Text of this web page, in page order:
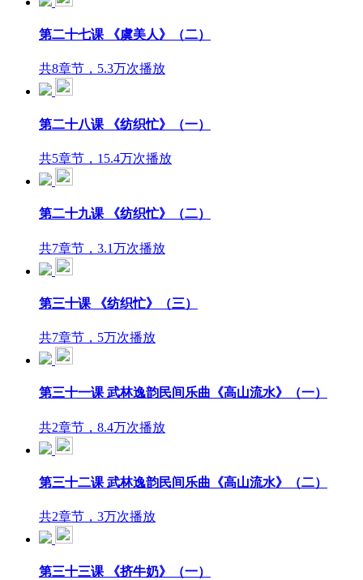
第二十七课 《虞美人》（二）
共8章节，5.3万次播放
第二十八课 《纺织忙》（一）
共5章节，15.4万次播放
第二十九课 《纺织忙》（二）
共7章节，3.1万次播放
第三十课 《纺织忙》（三）
共7章节，5万次播放
第三十一课 武林逸韵民间乐曲《高山流水》（一）
共2章节，8.4万次播放
第三十二课 武林逸韵民间乐曲《高山流水》（二）
共2章节，3万次播放
第三十三课 《挤牛奶》（一）